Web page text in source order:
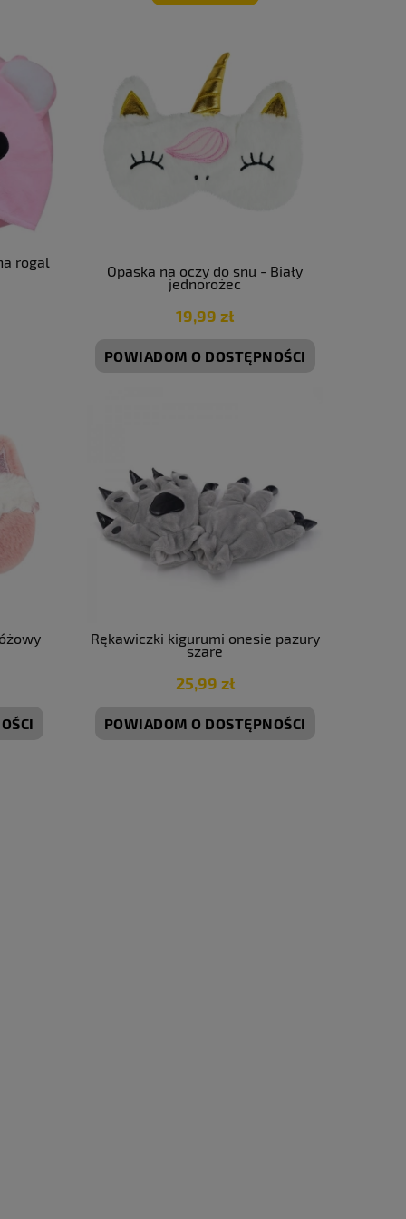
rogal
Opaska na oczy do snu - Biały
jednorożec
19,99 zł
POWIADOM O DOSTĘPNOŚCI
Rękawiczki kigurumi onesie pazury
szare
25,99 zł
POWIADOM O DOSTĘPNOŚCI